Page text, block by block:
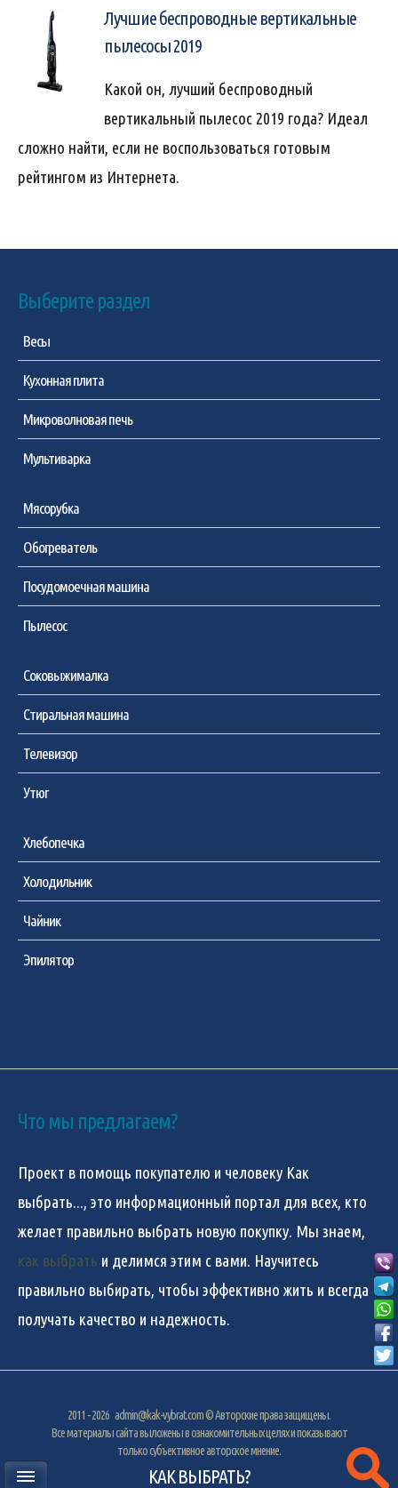
Лучшие беспроводные вертикальные
пылесосы 2019
Какой он, лучший беспроводный
вертикальный пылесос 2019 года? Идеал
сложно найти, если не воспользоваться готовым
рейтингом из Интернета.
Выберите раздел
Весы
Кухонная плита
Микроволновая печь
Мультиварка
Мясорубка
Обогреватель
Посудомоечная машина
Пылесос
Соковыжималка
Стиральная машина
Телевизор
Утюг
Хлебопечка
Холодильник
Чайник
Эпилятор
Что мы предлагаем?
Проект в помощь покупателю и человеку Как
выбрать..., это информационный портал для всех, кто
желает правильно выбрать новую покупку. Мы знаем,
как выбрать и делимся этим с вами. Научитесь
правильно выбирать, чтобы эффективно жить и всегда
получать качество и надежность.
2011 - 2026 admin@kak-vybrat.com© Авторские права защищены.
Все материалы сайта выложены в ознакомительных целях и показывают
только субъективное авторское мнение.
КАК ВЫБРАТЬ?